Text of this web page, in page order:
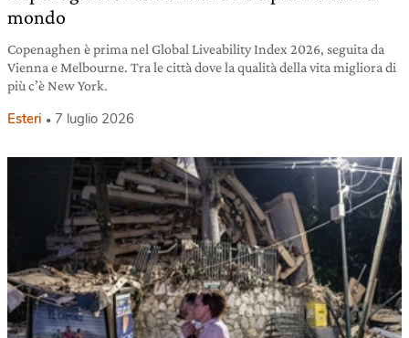
mondo
Copenaghen è prima nel Global Liveability Index 2026, seguita da
Vienna e Melbourne. Tra le città dove la qualità della vita migliora di
più c’è New York.
Esteri 7 luglio 2026